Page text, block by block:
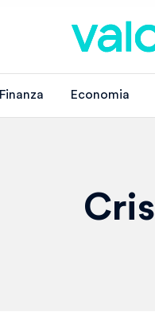
Finanza Economia